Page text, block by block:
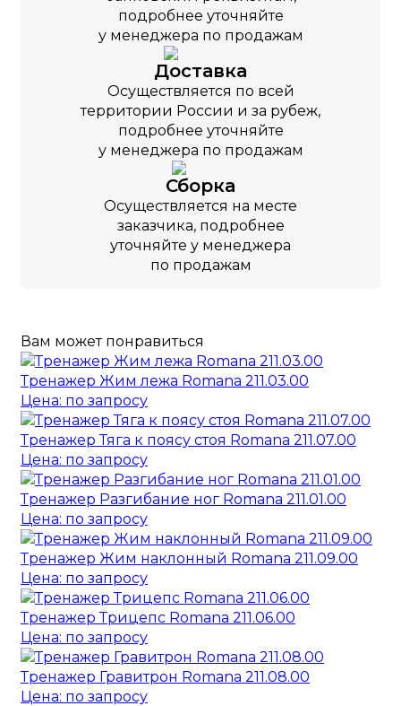
подробнее уточняйте
у менеджера по продажам
Доставка
Осуществляется по всей
территории России и за рубеж,
подробнее уточняйте
у менеджера по продажам
Сборка
Осуществляется на месте
заказчика, подробнее
уточняйте у менеджера
по продажам
Вам может понравиться
Тренажер Жим лежа Romana 211.03.00
Цена: по запросу
Тренажер Тяга к поясу стоя Romana 211.07.00
Цена: по запросу
Тренажер Разгибание ног Romana 211.01.00
Цена: по запросу
Тренажер Жим наклонный Romana 211.09.00
Цена: по запросу
Тренажер Трицепс Romana 211.06.00
Цена: по запросу
Тренажер Гравитрон Romana 211.08.00
Цена: по запросу